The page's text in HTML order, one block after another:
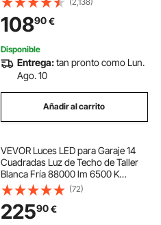
Infrarrojos Pies Antideslizantes
Doble Carril para Profesionales
Principiantes
10890€
Disponible
Entrega:tan pronto como Lun.
Ago. 10
Añadir al carrito
VEVOR Luces LED para Garaje 14
Cuadradas Luz de Techo de Taller
Blanca Fría 88000 lm 6500 K
Iluminación de Garaje de Bricolaje
Súper Brillante para Sótano,
Almacén, Salón de Belleza, Garaje
(72)
22590€